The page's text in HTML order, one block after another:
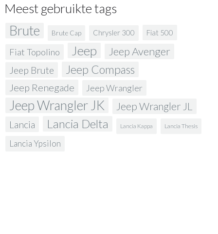
Meest gebruikte tags
Brute Brute Cap Chrysler 300 Fiat 500
Fiat Topolino Jeep Jeep Avenger
Jeep Brute Jeep Compass
Jeep Renegade Jeep Wrangler
Jeep Wrangler JK Jeep Wrangler JL
Lancia Lancia Delta Lancia Kappa Lancia Thesis
Lancia Ypsilon